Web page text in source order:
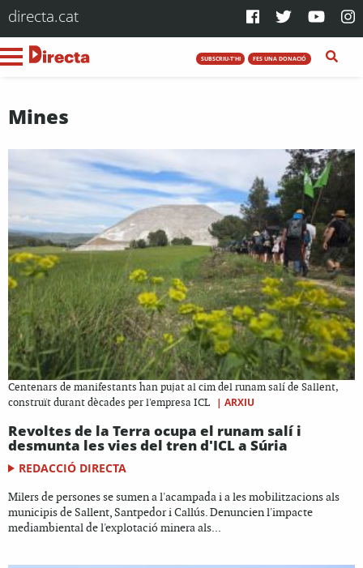
directa.cat
SUBSCRIU-T'HI FES UNA DONACIÓ
Mines
Centenars de manifestants han pujat al cim del runam salí de Sallent,
construït durant dècades per l'empresa ICL
| ARXIU
Revoltes de la Terra ocupa el runam salí i
desmunta les vies del tren d'ICL a Súria
REDACCIÓ DIRECTA
Milers de persones se sumen a l'acampada i a les mobilitzacions als
municipis de Sallent, Santpedor i Callús. Denuncien l'impacte
mediambiental de l'explotació minera als...